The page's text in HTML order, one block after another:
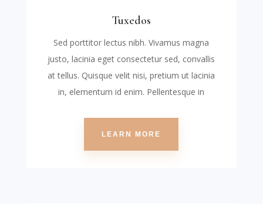
Tuxedos
Sed porttitor lectus nibh. Vivamus magna
justo, lacinia eget consectetur sed, convallis
at tellus. Quisque velit nisi, pretium ut lacinia
in, elementum id enim. Pellentesque in
LEARN MORE